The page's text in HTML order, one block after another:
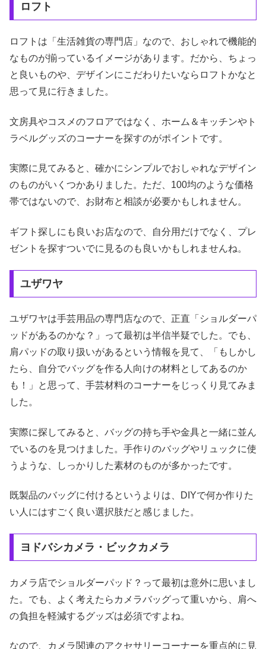
ロフト
ロフトは「生活雑貨の専門店」なので、おしゃれで機能的
なものが揃っているイメージがあります。だから、ちょっ
と良いものや、デザインにこだわりたいならロフトかなと
思って見に行きました。
文房具やコスメのフロアではなく、ホーム＆キッチンやト
ラベルグッズのコーナーを探すのがポイントです。
実際に見てみると、確かにシンプルでおしゃれなデザイン
のものがいくつかありました。ただ、100均のような価格
帯ではないので、お財布と相談が必要かもしれません。
ギフト探しにも良いお店なので、自分用だけでなく、プレ
ゼントを探すついでに見るのも良いかもしれませんね。
ユザワヤ
ユザワヤは手芸用品の専門店なので、正直「ショルダーパ
ッドがあるのかな？」って最初は半信半疑でした。でも、
肩パッドの取り扱いがあるという情報を見て、「もしかし
たら、自分でバッグを作る人向けの材料としてあるのか
も！」と思って、手芸材料のコーナーをじっくり見てみま
した。
実際に探してみると、バッグの持ち手や金具と一緒に並ん
でいるのを見つけました。手作りのバッグやリュックに使
うような、しっかりした素材のものが多かったです。
既製品のバッグに付けるというよりは、DIYで何か作りた
い人にはすごく良い選択肢だと感じました。
ヨドバシカメラ・ビックカメラ
カメラ店でショルダーパッド？って最初は意外に思いまし
た。でも、よく考えたらカメラバッグって重いから、肩へ
の負担を軽減するグッズは必須ですよね。
なので、カメラ関連のアクセサリーコーナーを重点的に見